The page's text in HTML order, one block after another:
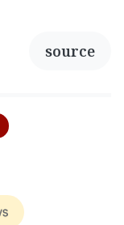
source